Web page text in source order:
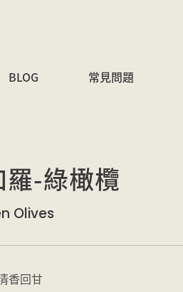
BLOG 常見問題
-綠橄欖
Olives
香回甘